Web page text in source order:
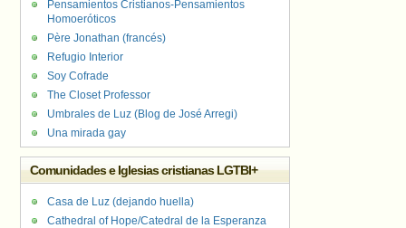
Pensamientos Cristianos-Pensamientos
Homoeróticos
Père Jonathan (francés)
Refugio Interior
Soy Cofrade
The Closet Professor
Umbrales de Luz (Blog de José Arregi)
Una mirada gay
Comunidades e Iglesias cristianas LGTBI+
Casa de Luz (dejando huella)
Cathedral of Hope/Catedral de la Esperanza